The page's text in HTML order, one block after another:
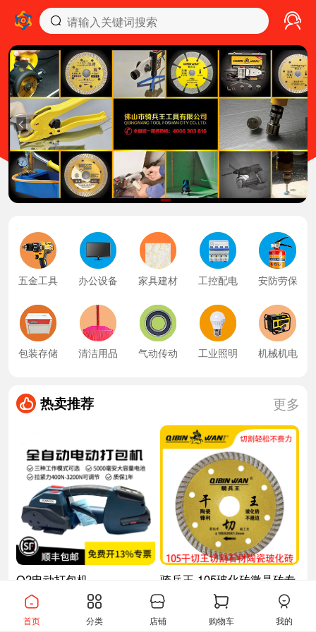
五金工具 办公设备 家具建材 工控配电 安防劳保
包装存储 清洁用品 气动传动 工业照明 机械机电
热卖推荐 更多
Q2电动打包机
￥5500.00 ￥7999.00
骑兵王 105玻化砖微晶砖专
用 干切有我/干切王
￥11.00 ￥11.00
首页 分类 店铺 购物车 我的